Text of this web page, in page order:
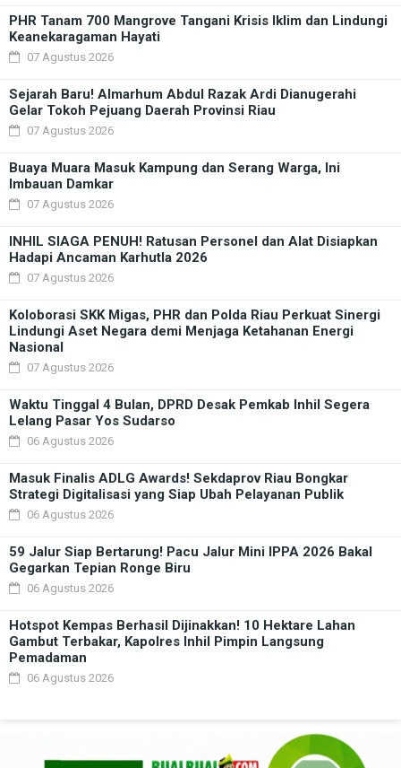
PHR Tanam 700 Mangrove Tangani Krisis Iklim dan Lindungi
Keanekaragaman Hayati
07 Agustus 2026
Sejarah Baru! Almarhum Abdul Razak Ardi Dianugerahi
Gelar Tokoh Pejuang Daerah Provinsi Riau
07 Agustus 2026
Buaya Muara Masuk Kampung dan Serang Warga, Ini
Imbauan Damkar
07 Agustus 2026
INHIL SIAGA PENUH! Ratusan Personel dan Alat Disiapkan
Hadapi Ancaman Karhutla 2026
07 Agustus 2026
Koloborasi SKK Migas, PHR dan Polda Riau Perkuat Sinergi
Lindungi Aset Negara demi Menjaga Ketahanan Energi
Nasional
07 Agustus 2026
Waktu Tinggal 4 Bulan, DPRD Desak Pemkab Inhil Segera
Lelang Pasar Yos Sudarso
06 Agustus 2026
Masuk Finalis ADLG Awards! Sekdaprov Riau Bongkar
Strategi Digitalisasi yang Siap Ubah Pelayanan Publik
06 Agustus 2026
59 Jalur Siap Bertarung! Pacu Jalur Mini IPPA 2026 Bakal
Gegarkan Tepian Ronge Biru
06 Agustus 2026
Hotspot Kempas Berhasil Dijinakkan! 10 Hektare Lahan
Gambut Terbakar, Kapolres Inhil Pimpin Langsung
Pemadaman
06 Agustus 2026